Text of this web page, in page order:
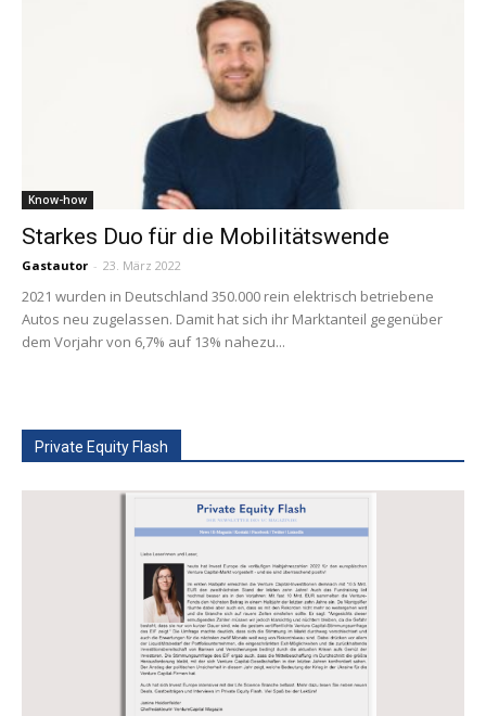
Know-how
Starkes Duo für die Mobilitätswende
Gastautor - 23. März 2022
2021 wurden in Deutschland 350.000 rein elektrisch betriebene
Autos neu zugelassen. Damit hat sich ihr Marktanteil gegenüber
dem Vorjahr von 6,7% auf 13% nahezu...
Private Equity Flash